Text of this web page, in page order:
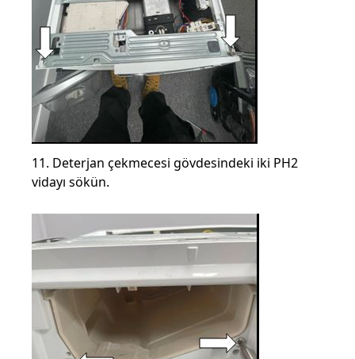
11. Deterjan çekmecesi gövdesindeki iki PH2
vidayı sökün.